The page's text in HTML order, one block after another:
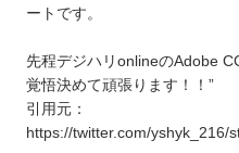
ートです。
先程デジハリonlineのAdobe
覚悟決めて頑張ります！！”
引用元：
https://twitter.com/yshyk_216/